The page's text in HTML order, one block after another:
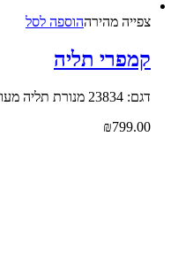
צפייה‬ ‫מהירה‬הוספה לסל
קמפרי תליה
דגם: 23834 מנורת תליה מעוצבת LED 4X20W
₪799.00